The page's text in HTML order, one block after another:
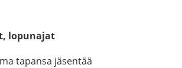
lopunajat
tapansa jäsentää